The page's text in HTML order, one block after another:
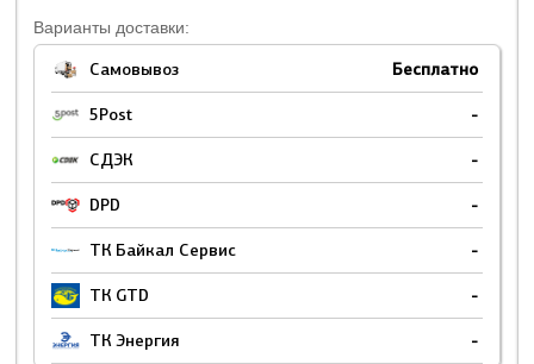
Варианты доставки:
Самовывоз Бесплатно
5Post -
СДЭК -
DPD -
ТК Байкал Сервис -
ТК GTD -
ТК Энергия -